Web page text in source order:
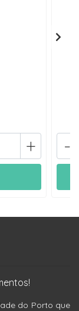
+ -
do Porto que